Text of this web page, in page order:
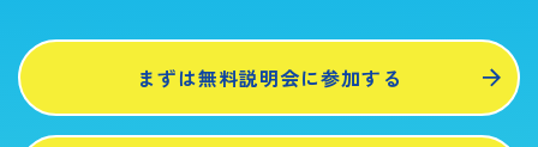
まずは無料説明会に参加する